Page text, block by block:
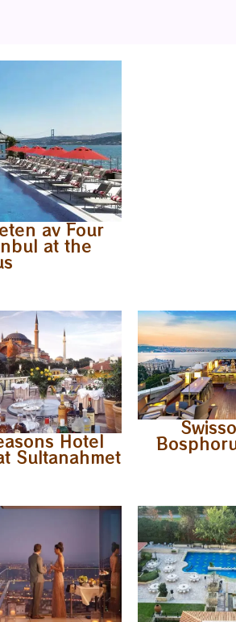
av Four
at the
Hotel
Sultanahmet